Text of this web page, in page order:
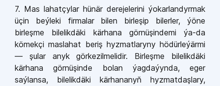
7. Mas lahatçylar hünär derejelerini ýokarlandyrmak
üçin beýleki firmalar bilen birleşip bilerler, ýöne
birleşme bilelikdäki kärhana görnüşindemi ýa-da
kömekçi maslahat beriş hyzmatlaryny hödürleýärmi
— şular anyk görkezilmelidir. Birleşme bilelikdäki
kärhana görnüşinde bolan ýagdaýynda, eger
saýlansa, bilelikdäki kärhananyň hyzmatdaşlary,